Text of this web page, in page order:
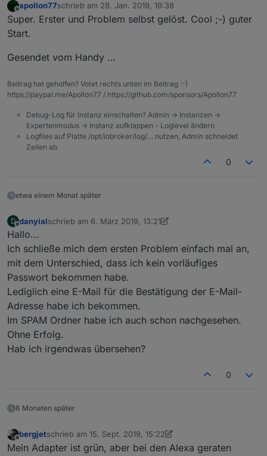
Offline
apollon77schrieb am 28. Jan. 2019, 19:38
zuletzt editiert von
Super. Erster und Problem selbst gelöst. Cool ;-) guter
Start.
Gesendet vom Handy …
Beitrag hat geholfen? Votet rechts unten im Beitrag :-)
https://paypal.me/Apollon77 / https://github.com/sponsors/Apollon77
Debug-Log für Instanz einschalten? Admin -> Instanzen ->
Expertenmodus -> Instanz aufklappen - Loglevel ändern
Logfiles auf Platte /opt/iobroker/log/… nutzen, Admin schneidet
Zeilen ab
0
etwa einem Monat später
D
Offline
danyialschrieb am 6. März 2019, 13:21
zuletzt editiert von danyial3. Juni 2019, 14:22
Hallo...
Ich schließe mich dem ersten Problem einfach mal an,
mit dem Unterschied, dass ich kein vorläufiges
Passwort bekommen habe.
Lediglich eine E-Mail für die Bestätigung der E-Mail-
Adresse habe ich bekommen.
Im SPAM Ordner habe ich auch schon nachgesehen.
Ohne Erfolg.
Hab ich irgendwas übersehen?
0
6 Monaten später
Offline
bergjetschrieb am 15. Sept. 2019, 15:22
zuletzt editiert von bergjet
Mein Adapter ist grün, aber bei den Alexa geraten